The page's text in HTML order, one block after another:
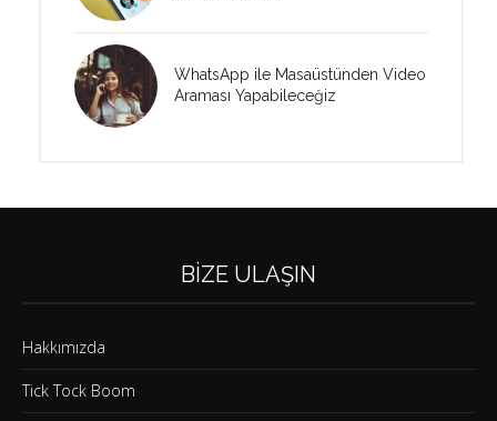
WhatsApp ile Masaüstünden Video
Araması Yapabileceğiz
BIZE ULAŞIN
Hakkımızda
Tick Tock Boom